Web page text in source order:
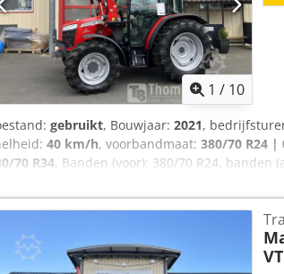
1 / 10
gebruikt, Bouwjaar: 2021,
40 km/h, voorbandmaat: 380/70 R24 |
70 R34, Banden (voor): 380/70 R24, banden
2023. Machine met eerste registratie: 12-
Motor, nominaal vermogen (ISO): 68/
koppel: 355 Nm bij 1600 tpm.
3 cilinders / 3,3 l, Stage V, DOC&SCR,
roetfilter. Verticale uitlaat: aan de